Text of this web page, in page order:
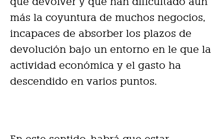
más la coyuntura de muchos negocios,
incapaces de absorber los plazos de
devolución bajo un entorno en le que la
actividad económica y el gasto ha
descendido en varios puntos.